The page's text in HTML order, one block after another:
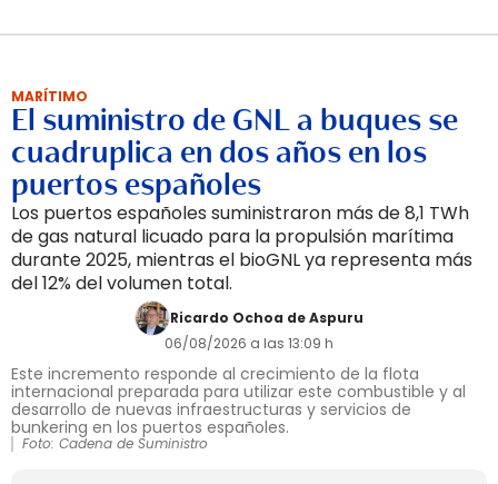
MARÍTIMO
El suministro de GNL a buques se
cuadruplica en dos años en los
puertos españoles
Los puertos españoles suministraron más de 8,1 TWh
de gas natural licuado para la propulsión marítima
durante 2025, mientras el bioGNL ya representa más
del 12% del volumen total.
Ricardo Ochoa de Aspuru
06/08/2026 a las 13:09 h
Este incremento responde al crecimiento de la flota
internacional preparada para utilizar este combustible y al
desarrollo de nuevas infraestructuras y servicios de
bunkering en los puertos españoles.
Foto: Cadena de Suministro